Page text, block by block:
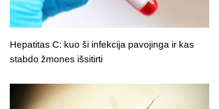
Hepatitas C: kuo ši infekcija pavojinga ir kas
stabdo žmones išsitirti